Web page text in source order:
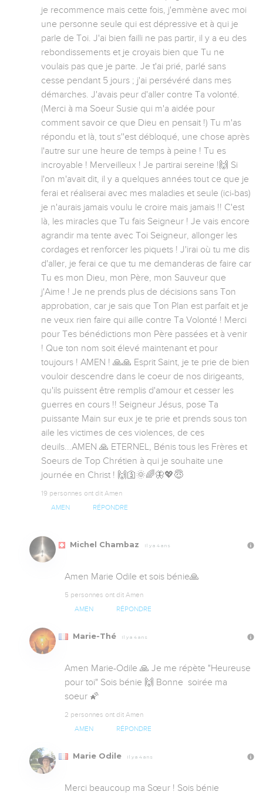
je recommence mais cette fois, j'emmène avec moi
une personne seule qui est dépressive et à qui je
parle de Toi. J'ai bien failli ne pas partir, il y a eu des
rebondissements et je croyais bien que Tu ne
voulais pas que je parte. Je t'ai prié, parlé sans
cesse pendant 5 jours ; j'ai persévéré dans mes
démarches. J'avais peur d'aller contre Ta volonté.
(Merci à ma Soeur Susie qui m'a aidée pour
comment savoir ce que Dieu en pensait !) Tu m'as
répondu et là, tout s''est débloqué, une chose après
l'autre sur une heure de temps à peine ! Tu es
incroyable ! Merveilleux ! Je partirai sereine !🙌 Si
l'on m'avait dit, il y a quelques années tout ce que je
ferai et réaliserai avec mes maladies et seule (ici-bas)
je n'aurais jamais voulu le croire mais jamais !! C'est
là, les miracles que Tu fais Seigneur ! Je vais encore
agrandir ma tente avec Toi Seigneur, allonger les
cordages et renforcer les piquets ! J'irai où tu me dis
d'aller, je ferai ce que tu me demanderas de faire car
Tu es mon Dieu, mon Père, mon Sauveur que
j'Aime ! Je ne prends plus de décisions sans Ton
approbation, car je sais que Ton Plan est parfait et je
ne veux rien faire qui aille contre Ta Volonté ! Merci
pour Tes bénédictions mon Père passées et à venir
! Que ton nom soit élevé maintenant et pour
toujours ! AMEN ! 🙏🙏 Esprit Saint, je te prie de bien
vouloir descendre dans le coeur de nos dirigeants,
qu'ils puissent être remplis d'amour et cesser les
guerres en cours !! Seigneur Jésus, pose Ta
puissante Main sur eux je te prie et prends sous ton
aile les victimes de ces violences, de ces
deuils...AMEN 🙏 ETERNEL, Bénis tous les Frères et
Soeurs de Top Chrétien à qui je souhaite une
journée en Christ ! 🙌🛐🌞🌈🦋💖😇
19 personnes ont dit Amen
AMEN RÉPONDRE
Michel Chambaz Il y a 4 ans
Amen Marie Odile et sois bénie🙏
5 personnes ont dit Amen
AMEN RÉPONDRE
Marie-Thé Il y a 4 ans
Amen Marie-Odile 🙏 Je me répète "Heureuse
pour toi" Sois bénie 🙌 Bonne  soirée ma
soeur 🌠
2 personnes ont dit Amen
AMEN RÉPONDRE
Marie Odile Il y a 4 ans
Merci beaucoup ma Sœur ! Sois bénie